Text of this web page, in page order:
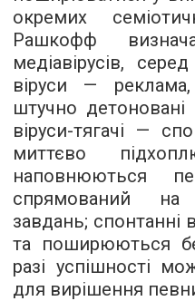
окремих
Рашкофф
медіавірусів,
віруси — реклама,
штучно детоновані
віруси-тягачі —
миттєво
наповнюються
спрямований
завдань; спонтанні
та поширюються
разі успішності
для вирішення